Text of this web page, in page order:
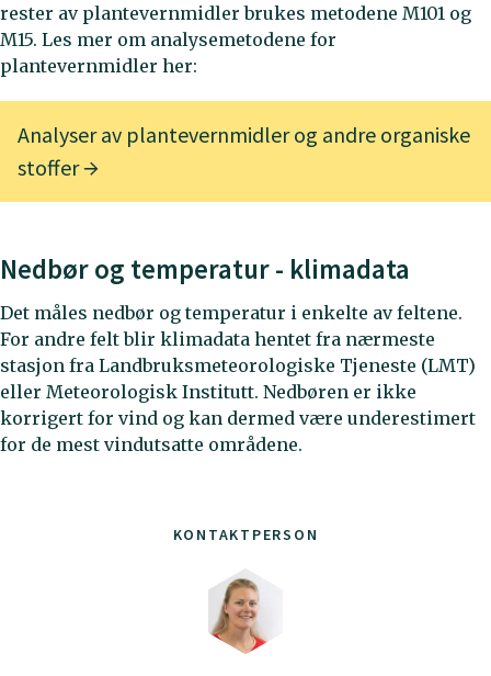
KONTAKTPERSON
rester av plantevernmidler brukes metodene M101 og
M15. Les mer om analysemetodene for
plantevernmidler her:
Analyser av plantevernmidler og andre organiske
stoffer
Nedbør og temperatur - klimadata
Det måles nedbør og temperatur i enkelte av feltene.
For andre felt blir klimadata hentet fra nærmeste
stasjon fra Landbruksmeteorologiske Tjeneste (LMT)
eller Meteorologisk Institutt. Nedbøren er ikke
korrigert for vind og kan dermed være underestimert
for de mest vindutsatte områdene.